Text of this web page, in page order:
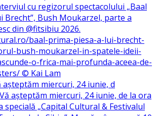
miercuri, 24 iunie, d